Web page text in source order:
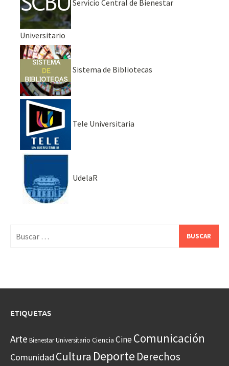
Servicio Central de Bienestar
Universitario
Sistema de Bibliotecas
Tele Universitaria
UdelaR
ETIQUETAS
Arte Bienestar Universitario Ciencia CineComunicación
Comunidad Cultura Deporte Derechos